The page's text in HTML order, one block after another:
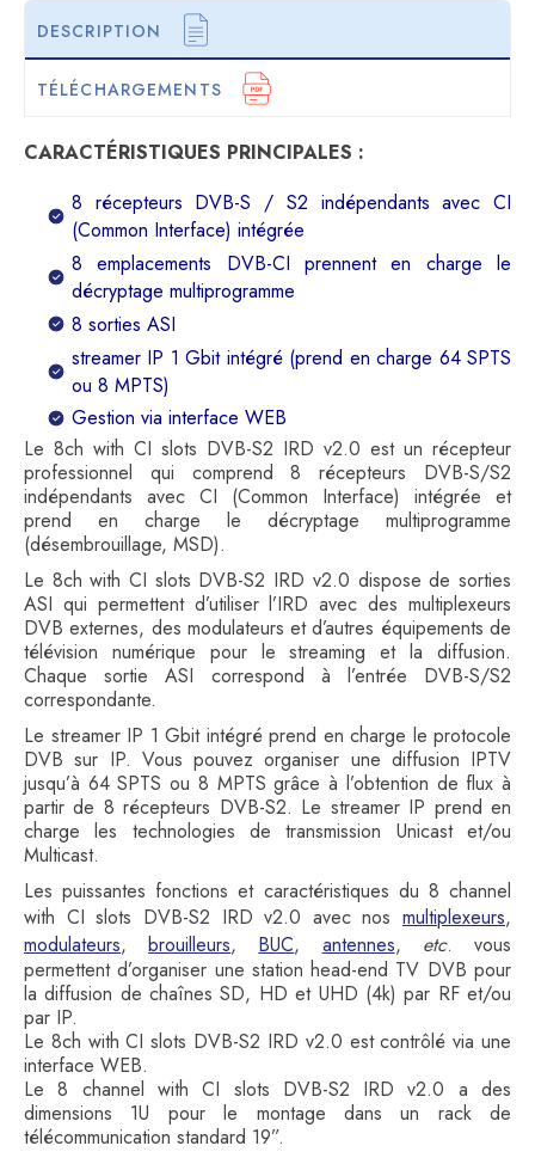
DESCRIPTION
TÉLÉCHARGEMENTS
CARACTÉRISTIQUES PRINCIPALES :
8 récepteurs DVB-S / S2 indépendants avec CI
(Common Interface) intégrée
8 emplacements DVB-CI prennent en charge le
décryptage multiprogramme
8 sorties ASI
streamer IP 1 Gbit intégré (prend en charge 64 SPTS
ou 8 MPTS)
Gestion via interface WEB
Le 8ch with CI slots DVB-S2 IRD v2.0 est un récepteur
professionnel qui comprend 8 récepteurs DVB-S/S2
indépendants avec CI (Common Interface) intégrée et
prend en charge le décryptage multiprogramme
(désembrouillage, MSD).
Le 8ch with CI slots DVB-S2 IRD v2.0 dispose de sorties
ASI qui permettent d’utiliser l’IRD avec des multiplexeurs
DVB externes, des modulateurs et d’autres équipements de
télévision numérique pour le streaming et la diffusion.
Chaque sortie ASI correspond à l’entrée DVB-S/S2
correspondante.
Le streamer IP 1 Gbit intégré prend en charge le protocole
DVB sur IP. Vous pouvez organiser une diffusion IPTV
jusqu’à 64 SPTS ou 8 MPTS grâce à l’obtention de flux à
partir de 8 récepteurs DVB-S2. Le streamer IP prend en
charge les technologies de transmission Unicast et/ou
Multicast.
Les puissantes fonctions et caractéristiques du 8 channel
with CI slots DVB-S2 IRD v2.0 avec nos multiplexeurs,
modulateurs,brouilleurs, BUC, antennes, etc. vous
permettent d’organiser une station head-end TV DVB pour
la diffusion de chaînes SD, HD et UHD (4k) par RF et/ou
par IP.
Le 8ch with CI slots DVB-S2 IRD v2.0 est contrôlé via une
interface WEB.
Le 8 channel with CI slots DVB-S2 IRD v2.0 a des
dimensions 1U pour le montage dans un rack de
télécommunication standard 19”.